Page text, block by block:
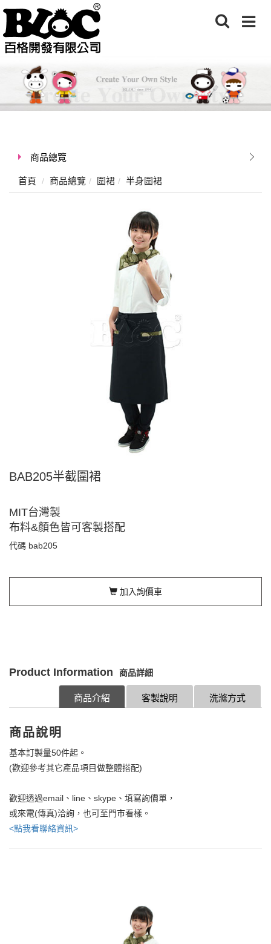
商品總覽
首頁 商品總覽 圍裙 半身圍裙
BAB205半截圍裙
MIT台灣製
布料&顏色皆可客製搭配
代碼 bab205
加入詢價車
Product Information 商品詳細
洗滌方式
客製說明
商品介紹
商品說明
基本訂製量50件起。
(歡迎參考其它產品項目做整體搭配)
歡迎透過email、line、skype、填寫詢價單，
或來電(傳真)洽詢，也可至門市看樣。
<點我看聯絡資訊>